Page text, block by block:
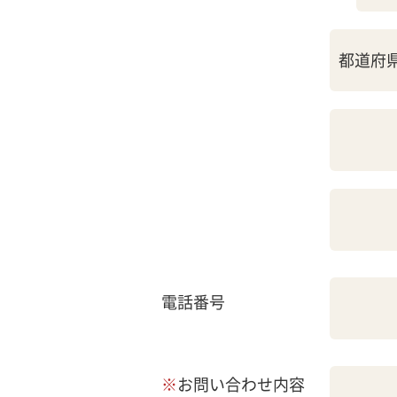
電話番号
※ お問い合わせ内容